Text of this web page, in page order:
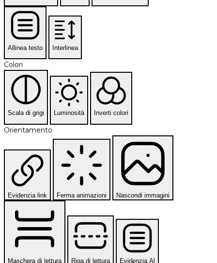
Allinea testo Interlinea
Colori
Scala di grigi Luminosità Inverti colori
Orientamento
Evidenzia link Ferma animazioni Nascondi immagini
Maschera di lettura Riga di lettura
Evidenzia Al